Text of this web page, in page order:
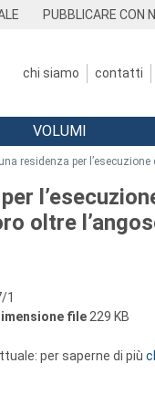
PUBBLICARE CON
chi siamo contatti
VOLUMI
residenza per
oltre
1
file 229 KB
per saperne di più